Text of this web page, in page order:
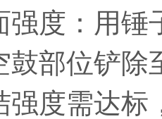
：用锤
鼓部位铲除
强度需达标